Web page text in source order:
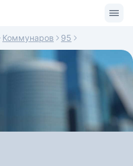
Коммунаров 95